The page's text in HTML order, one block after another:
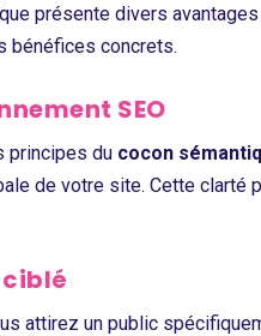
présente divers
bénéfices concrets.
SEO
principes du cocon
de votre site. Cette clarté
attirez un public